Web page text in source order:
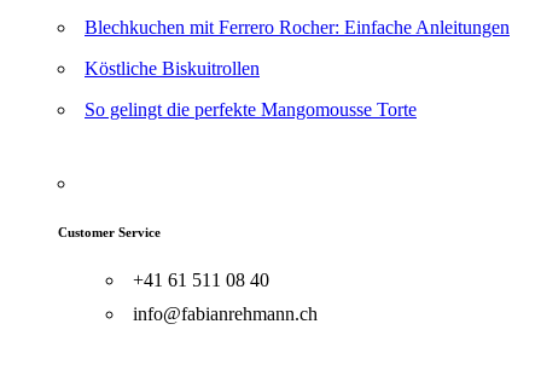
Blechkuchen mit Ferrero Rocher: Einfache Anleitungen
Köstliche Biskuitrollen
So gelingt die perfekte Mangomousse Torte
Customer Service
+41 61 511 08 40
info@fabianrehmann.ch